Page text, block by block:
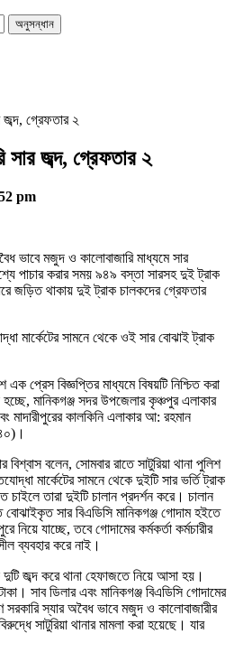
জব্দ, গ্রেফতার ২
সার জব্দ, গ্রেফতার ২
pm
ভাবে মজুদ ও কালোবাজারি মাধ্যমে সার
পাচার করার সময় ৯৪৯ বস্তা সারসহ দুই ট্রাক
জড়িত থাকায় দুই ট্রাক চালকদের গ্রেফতার
মার্কেটের সামনে থেকে ওই সার বোঝাই ট্রাক
এক প্রেস বিজ্ঞপ্তির মাধ্যমে বিষয়টি নিশ্চিত করা
মানিকগঞ্জ সদর উপজেলার কৃঞ্চপুর এলাকার
মাদারীপুরের কালকিনি এলাকার আ: রহমান
বিশ্বাস বলেন, সোমবার রাতে সাটুরিয়া থানা পুলিশ
মার্কেটের সামনে থেকে দুইটি সার ভর্তি ট্রাক
তারা দুইটি চালান প্রদর্শন করে। চালান
বোঝাইকৃত সার বিএডিসি মানিকগঞ্জ গোদাম হইতে
নিয়ে যাচ্ছে, তবে গোদামের কর্মকর্তা কর্মচারীর
ব্যবহার করে নাই।
জব্দ করে থানা হেফাজতে নিয়ে আসা হয়।
সাব ডিলার এবং মানিকগঞ্জ বিএডিসি গোদামের
সরকারি স্যার অবৈধ ভাবে মজুদ ও কালোবাজারীর
সাটুরিয়া থানার মামলা করা হয়েছে। যার